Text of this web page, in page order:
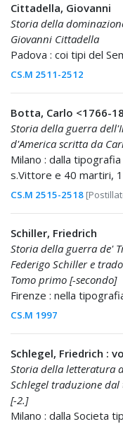
Cittadella, Giovanni
Storia della
Giovanni Cittadella
Padova : coi tipi del
CS.M 2511-2512
Botta, Carlo <1766-
Storia della guerra
d'America scritta da
Milano : dalla
s.Vittore e 40 martiri,
CS.M 2515-2518
Schiller, Friedrich
Storia della guerra de'
Federigo Schiller e
Tomo primo [-secondo]
Firenze : nella
CS.M 1997
Schlegel, Friedrich :
Storia della letteratura
Schlegel traduzione dal
[-2.]
Milano : dalla Societa